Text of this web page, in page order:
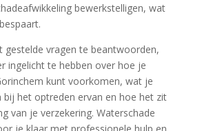
bewerkstelligen, wat
gestelde vragen te beantwoorden,
ingelicht te hebben over hoe je
kunt voorkomen, wat je
het optreden ervan en hoe het zit
van je verzekering.​ Waterschade